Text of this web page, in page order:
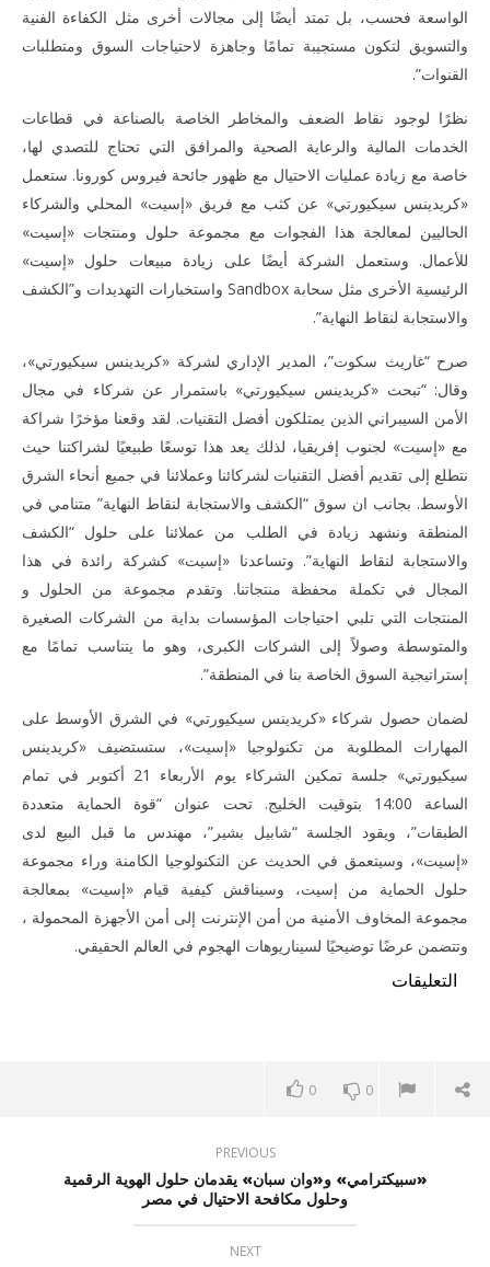
الواسعة فحسب، بل تمتد أيضًا إلى مجالات أخرى مثل الكفاءة الفنية
والتسويق لتكون مستجيبة تمامًا وجاهزة لاحتياجات السوق ومتطلبات
القنوات”.
نظرًا لوجود نقاط الضعف والمخاطر الخاصة بالصناعة في قطاعات
الخدمات المالية والرعاية الصحية والمرافق التي تحتاج للتصدي لها،
خاصة مع زيادة عمليات الاحتيال مع ظهور جائحة فيروس كورونا. ستعمل
«كريدينس سيكيورتي» عن كثب مع فريق «إسيت» المحلي والشركاء
الحاليين لمعالجة هذا الفجوات مع مجموعة حلول ومنتجات «إسيت»
للأعمال. وستعمل الشركة أيضًا على زيادة مبيعات حلول «إسيت»
الرئيسية الأخرى مثل سحابة Sandbox واستخبارات التهديدات و”الكشف
والاستجابة لنقاط النهاية”.
صرح “غاريث سكوت”، المدير الإداري لشركة «كريدينس سيكيورتي»،
وقال: “تبحث «كريدينس سيكيورتي» باستمرار عن شركاء في مجال
الأمن السيبراني الذين يمتلكون أفضل التقنيات. لقد وقعنا مؤخرًا شراكة
مع «إسيت» لجنوب إفريقيا، لذلك يعد هذا توسعًا طبيعيًا لشراكتنا حيث
نتطلع إلى تقديم أفضل التقنيات لشركائنا وعملائنا في جميع أنحاء الشرق
الأوسط. بجانب ان سوق “الكشف والاستجابة لنقاط النهاية” متنامي في
المنطقة ونشهد زيادة في الطلب من عملائنا على حلول “الكشف
والاستجابة لنقاط النهاية”. وتساعدنا «إسيت» كشركة رائدة في هذا
المجال في تكملة محفظة منتجاتنا. وتقدم مجموعة من الحلول و
المنتجات التي تلبي احتياجات المؤسسات بداية من الشركات الصغيرة
والمتوسطة وصولاً إلى الشركات الكبرى، وهو ما يتناسب تمامًا مع
إستراتيجية السوق الخاصة بنا في المنطقة”.
لضمان حصول شركاء «كريدينس سيكيورتي» في الشرق الأوسط على
المهارات المطلوبة من تكنولوجيا «إسيت»، ستستضيف «كريدينس
سيكيورتي» جلسة تمكين الشركاء يوم الأربعاء 21 أكتوبر في تمام
الساعة 14:00 بتوقيت الخليج. تحت عنوان “قوة الحماية متعددة
الطبقات”، ويقود الجلسة “شابيل بشير”، مهندس ما قبل البيع لدى
«إسيت»، وسيتعمق في الحديث عن التكنولوجيا الكامنة وراء مجموعة
حلول الحماية من إسيت، وسيناقش كيفية قيام «إسيت» بمعالجة
مجموعة المخاوف الأمنية من أمن الإنترنت إلى أمن الأجهزة المحمولة ،
وتتضمن عرضًا توضيحيًا لسيناريوهات الهجوم في العالم الحقيقي.
التعليقات
0 0
PREVIOUS
«سبيكترامي» و«وان سبان» يقدمان حلول الهوية الرقمية
وحلول مكافحة الاحتيال في مصر
NEXT